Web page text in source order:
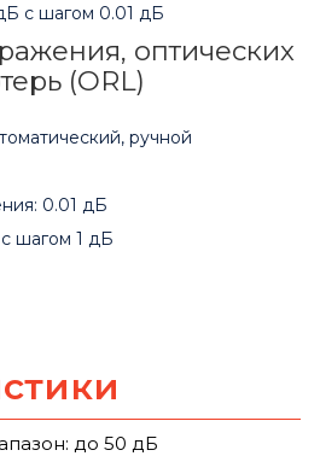
с шагом 0.01 дБ
оптических
(ORL)
ручной
0.01 дБ
шагом 1 дБ
до 50 дБ